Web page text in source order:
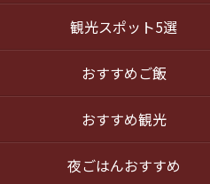
観光スポット5選
おすすめご飯
おすすめ観光
夜ごはんおすすめ